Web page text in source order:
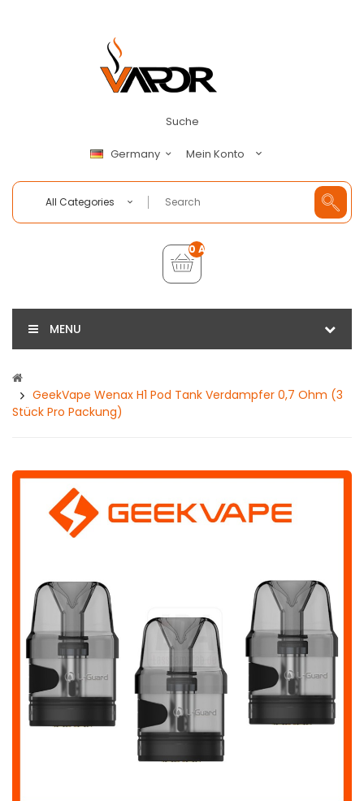
Suche
Germany Mein Konto
All Categories
0 Artikel - €0,00
MENU
GeekVape Wenax H1 Pod Tank Verdampfer 0,7 Ohm (3
Stück Pro Packung)